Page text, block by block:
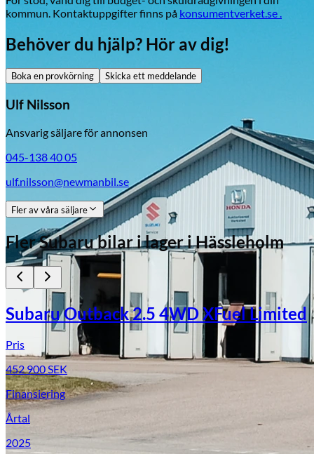
kommun. Kontaktuppgifter finns på konsumentverket.se .
Behöver du hjälp? Hör av dig!
Boka en provkörning Skicka ett meddelande
Ulf Nilsson
Ansvarig säljare för annonsen
045-138 40 05
ulf.nilsson@newmanbil.se
Fler av våra säljare
FlerSubarubilar i lageri Hässleholm
Subaru Outback 2.5 4WD XFuel Limited
Pris
452 900SEK
Finansiering
Årtal
2025